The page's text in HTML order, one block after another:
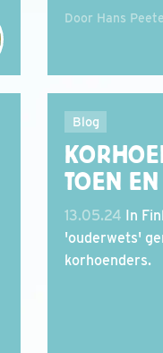
Door Hans
Blog
TOEN
13.05.24 In
'ouderwets'
korhoenders.